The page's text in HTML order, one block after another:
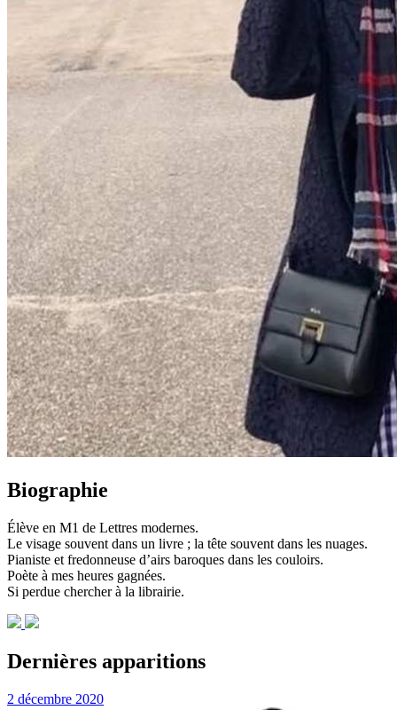
Biographie
Élève en M1 de Lettres modernes.
Le visage souvent dans un livre ; la tête souvent dans les nuages.
Pianiste et fredonneuse d’airs baroques dans les couloirs.
Poète à mes heures gagnées.
Si perdue chercher à la librairie.
Dernières apparitions
2 décembre 2020